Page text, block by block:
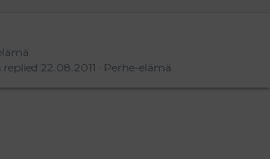
Perhe-elämä
22.08.2011